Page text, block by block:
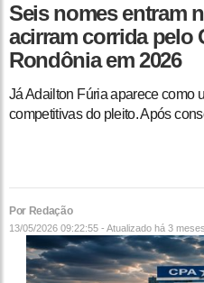
Seis nomes entram
acirram corrida pelo
Rondônia em 2026
Já Adailton Fúria aparece como
competitivas do pleito. Após
Por Redação
13/05/2026 09:22:55 - Atualizado há 3 meses